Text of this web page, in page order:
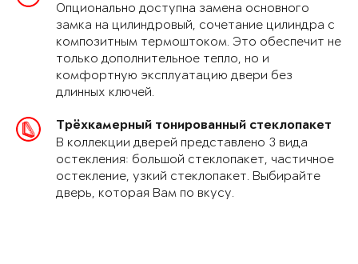
Опционально доступна замена основного
замка на цилиндровый, сочетание цилиндра с
композитным термоштоком. Это обеспечит не
только дополнительное тепло, но и
комфортную эксплуатацию двери без
длинных ключей.
Трёхкамерный тонированный стеклопакет
В коллекции дверей представлено 3 вида
остекления: большой стеклопакет, частичное
остекление, узкий стеклопакет. Выбирайте
дверь, которая Вам по вкусу.